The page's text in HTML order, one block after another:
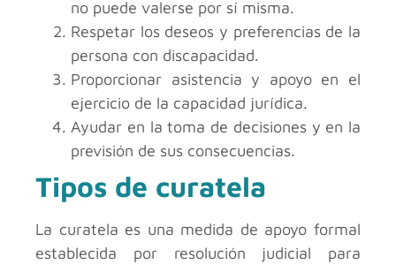
no puede valerse por sí misma.
Respetar los deseos y preferencias de la
persona con discapacidad.
Proporcionar asistencia y apoyo en el
ejercicio de la capacidad jurídica.
Ayudar en la toma de decisiones y en la
previsión de sus consecuencias.
Tipos de curatela
La curatela es una medida de apoyo formal
establecida por resolución judicial para